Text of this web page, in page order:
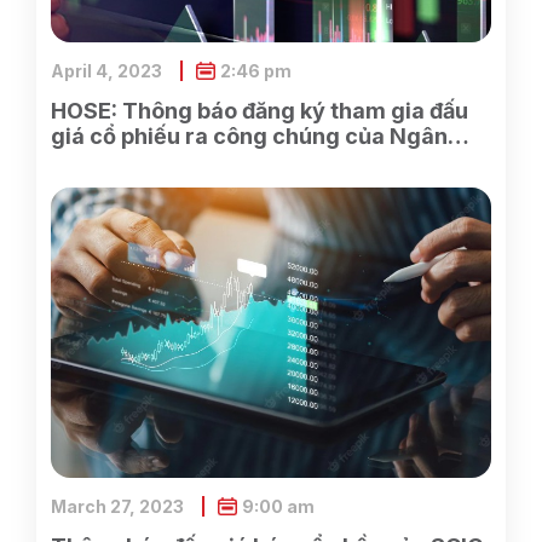
HOSE: Thông báo đăng ký tham gia đấu
giá cổ phiếu ra công chúng của Ngân
April 4, 2023 2:46 pm
March 27, 2023 9:00 am